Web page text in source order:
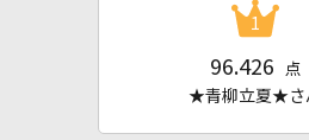
1
96.426
点
★青柳立夏★さ